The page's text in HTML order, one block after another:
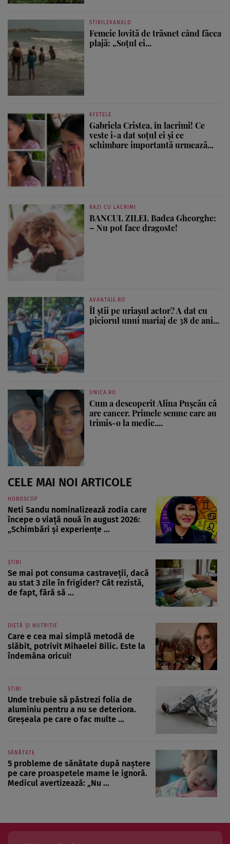
STIRILEKANALD
Femeie lovită de trăsnet când făcea
plajă: „Soțul ei...
KFETELE
Gabriela Cristea, în lacrimi! Ce
veste i-a dat soțul ei și ce
schimbare importantă urmează...
RAZI CU LACRIMI
BANCUL ZILEI. Badea Gheorghe:
– Nu pot face dragoste!
AVANTAJE.RO
Îl știi pe uriașul actor? A dat cu
piciorul unui mariaj de 38 de ani...
UNICA.RO
Cum a descoperit Alina Pușcău că
are cancer. Primele semne care au
trimis-o la medic....
CELE MAI NOI ARTICOLE
HOROSCOP
Neti Sandu nominalizează zodia care
începe o viață nouă în august 2026:
„Schimbări și experiențe ...
ȘTIRI
Se mai pot consuma castraveții, dacă
au stat 3 zile în frigider? Cât rezistă,
de fapt, fără să ...
DIETĂ ȘI NUTRIȚIE
Care e cea mai simplă metodă de
slăbit, potrivit Mihaelei Bilic. Este la
îndemâna oricui!
ȘTIRI
Unde trebuie să păstrezi folia de
aluminiu pentru a nu se deteriora.
Greșeala pe care o fac multe ...
SĂNĂTATE
5 probleme de sănătate după naștere
pe care proaspetele mame le ignoră.
Medicul avertizează: „Nu ...